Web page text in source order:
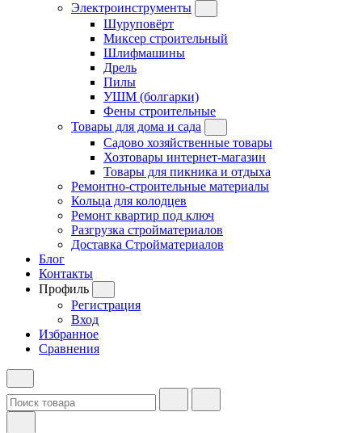
Электроинструменты
Шуруповёрт
Миксер строительный
Шлифмашины
Дрель
Пилы
УШМ (болгарки)
Фены строительные
Товары для дома и сада
Садово хозяйственные товары
Хозтовары интернет-магазин
Товары для пикника и отдыха
Ремонтно-строительные материалы
Кольца для колодцев
Ремонт квартир под ключ
Разгрузка стройматериалов
Доставка Стройматериалов
Блог
Контакты
Профиль
Регистрация
Вход
Избранное
Сравнения